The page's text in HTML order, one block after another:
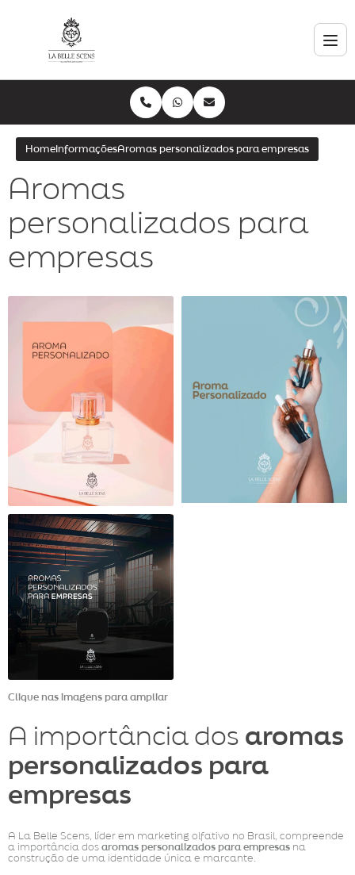
Home InformaçõesAromas personalizados para empresas
Aromas
personalizados para
empresas
Clique nas imagens para ampliar
A importância dos aromas
personalizados para
empresas
A La Belle Scens, líder em marketing olfativo no Brasil, compreende
a importância dos aromas personalizados para empresas na
construção de uma identidade única e marcante.